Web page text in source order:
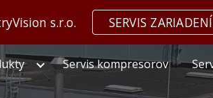
Skip to navigation
s.r.o. SERVIS ZARIADENÍ
Servis kompresorov